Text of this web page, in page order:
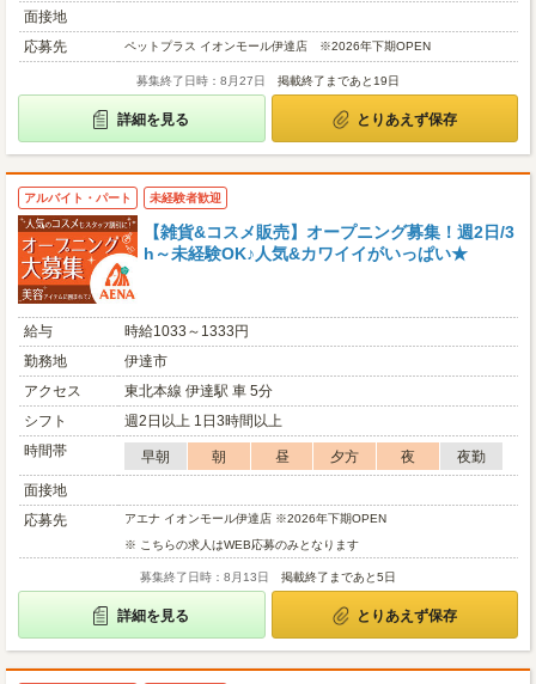
面接地
応募先
ペットプラス イオンモール伊達店 ※2026年下期OPEN
募集終了日時：8月27日 掲載終了まであと19日
詳細を見る とりあえず保存
アルバイト・パート 未経験者歓迎
【雑貨&コスメ販売】オープニング募集！週2日/3
h～未経験OK♪人気&カワイイがいっぱい★
給与
時給1033～1333円
勤務地
伊達市
アクセス
東北本線 伊達駅 車 5分
シフト
週2日以上 1日3時間以上
時間帯
早朝 朝 昼 夕方 夜
夜勤
面接地
応募先
アエナ イオンモール伊達店 ※2026年下期OPEN
※ こちらの求人はWEB応募のみとなります
募集終了日時：8月13日 掲載終了まであと5日
詳細を見る とりあえず保存